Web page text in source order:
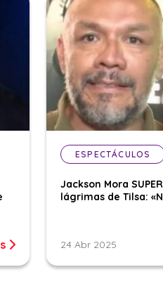
ESPECTÁCULOS
Jackson Mora
lágrimas de Tilsa:
24 Abr 2025